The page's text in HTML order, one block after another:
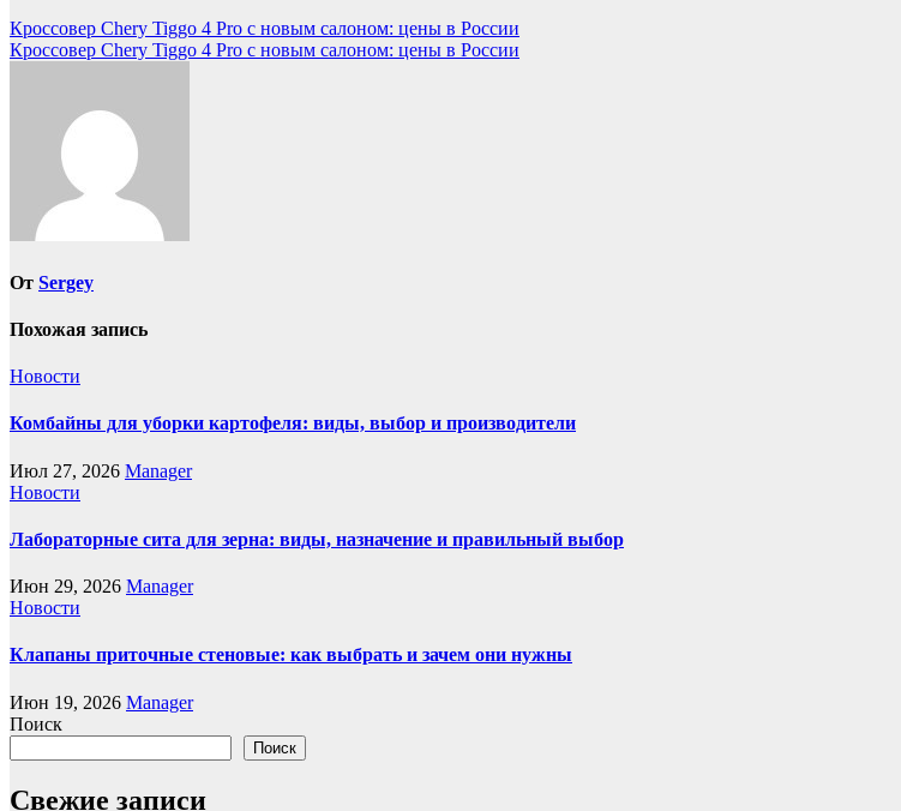
Навигация
по
Кроссовер Chery Tiggo 4 Pro с новым салоном: цены в России
Кроссовер Chery Tiggo 4 Pro с новым салоном: цены в России
От Sergey
Похожая запись
Новости
Комбайны для уборки картофеля: виды, выбор и производители
Июл 27, 2026 Manager
Новости
Лабораторные сита для зерна: виды, назначение и правильный выбор
Июн 29, 2026 Manager
Новости
Клапаны приточные стеновые: как выбрать и зачем они нужны
Июн 19, 2026 Manager
Поиск
Поиск
Свежие записи